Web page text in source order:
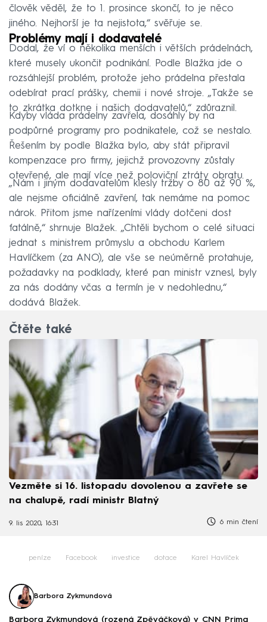
člověk věděl, že to 1. prosince skončí, to je něco
jiného. Nejhorší je ta nejistota,“ svěřuje se.
Problémy mají i dodavatelé
Dodal, že ví o několika menších i větších prádelnách,
které musely ukončit podnikání. Podle Blažka jde o
rozsáhlejší problém, protože jeho prádelna přestala
odebírat prací prášky, chemii i nové stroje. „Takže se
to zkrátka dotkne i našich dodavatelů,“ zdůraznil.
Kdyby vláda prádelny zavřela, dosáhly by na
podpůrné programy pro podnikatele, což se nestalo.
Řešením by podle Blažka bylo, aby stát připravil
kompenzace pro firmy, jejichž provozovny zůstaly
otevřené, ale mají více než poloviční ztráty obratu.
„Nám i jiným dodavatelům klesly tržby o 80 až 90 %,
ale nejsme oficiálně zavření, tak nemáme na pomoc
nárok. Přitom jsme nařízeními vlády dotčeni dost
fatálně,“ shrnuje Blažek. „Chtěli bychom o celé situaci
jednat s ministrem průmyslu a obchodu Karlem
Havlíčkem (za ANO), ale vše se neúměrně protahuje,
požadavky na podklady, které pan ministr vznesl, byly
za nás dodány včas a termín je v nedohlednu,“
dodává Blažek.
Čtěte také
Vezměte si 16. listopadu dovolenou a zavřete se
na chalupě, radí ministr Blatný
9. lis 2020, 16:31 6 min čtení
peníze Facebook investice dotace Karel Havlíček
Barbora Zykmundová
Barbora Zykmundová (rozená Zpěváčková) v CNN Prima